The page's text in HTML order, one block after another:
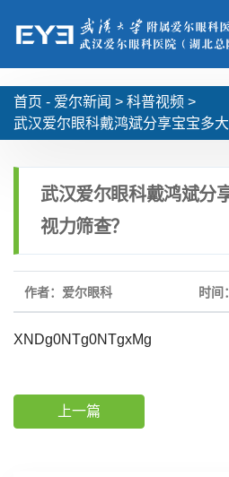
首页 - 爱尔新闻 > 科普视频 >
武汉爱尔眼科戴鸿斌分享宝宝多
武汉爱尔眼科戴鸿斌分
视力筛查？
作者：爱尔眼科 时间
XNDg0NTg0NTgxMg
上一篇